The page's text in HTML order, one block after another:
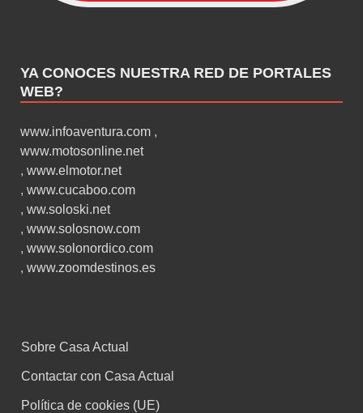
YA CONOCES NUESTRA RED DE PORTALES
WEB?
www.infoaventura.com ,
www.motosonline.net
, www.elmotor.net
, www.cucaboo.com
, ww.soloski.net
, www.solosnow.com
, www.solonordico.com
, www.zoomdestinos.es
Sobre Casa Actual
Contactar con Casa Actual
Política de cookies (UE)